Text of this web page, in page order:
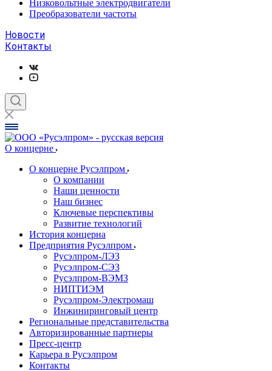
Низковольтные электродвигатели
Преобразователи частоты
Новости
Контакты
О концерне
О концерне Русэлпром
О компании
Наши ценности
Наш бизнес
Ключевые перспективы
Развитие технологий
История концерна
Предприятия Русэлпром
Русэлпром-ЛЭЗ
Русэлпром-СЭЗ
Русэлпром-ВЭМЗ
НИПТИЭМ
Русэлпром-Электромаш
Инжиниринговый центр
Региональные представительства
Авторизированные партнеры
Пресс-центр
Карьера в Русэлпром
Контакты